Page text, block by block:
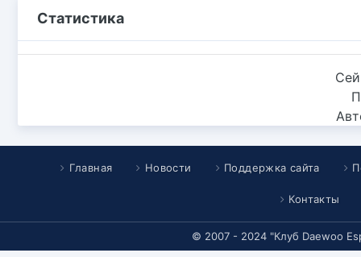
Статистика
Главная Новости Поддержка сайта
Контакты
© 2007 - 2024 "Клуб Daewoo